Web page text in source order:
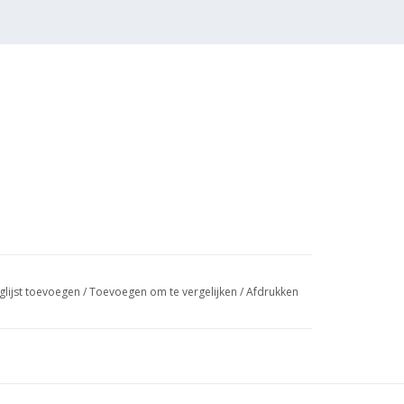
toevoegen /Toevoegen om te vergelijken /Afdrukken